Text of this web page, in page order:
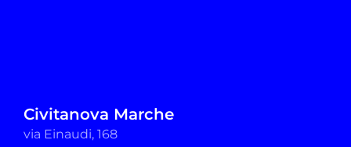
Civitanova Marche
via Einaudi, 168